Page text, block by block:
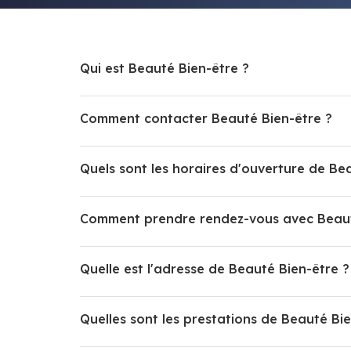
Qui est Beauté Bien-être ?
Comment contacter Beauté Bien-être ?
Quels sont les horaires d'ouverture de
Comment prendre rendez-vous avec
Quelle est l'adresse de Beauté Bien-être ?
Quelles sont les prestations de Beauté